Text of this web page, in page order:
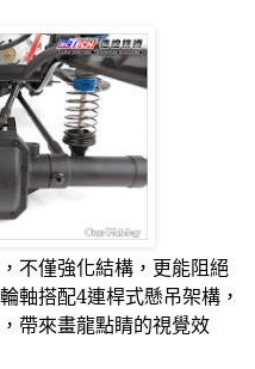
不僅強化結構，更能阻絕
軸搭配4連桿式懸吊架構，
帶來畫龍點睛的視覺效